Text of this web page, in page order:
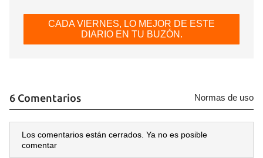
CADA VIERNES, LO MEJOR DE ESTE
DIARIO EN TU BUZÓN.
6 Comentarios Normas de uso
Los comentarios están cerrados. Ya no es posible
comentar